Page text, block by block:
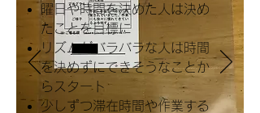
曜日や時間を決めた人は決め
たことを目標に
リズムがバラバラな人は時間
を決めずにできそうなことか
らスタート
少しずつ滞在時間や作業する